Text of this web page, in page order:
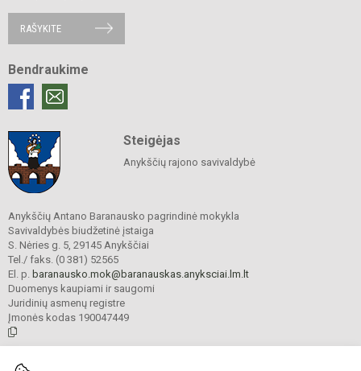
RAŠYKITE
Bendraukime
Steigėjas
Anykščių rajono savivaldybė
Anykščių Antano Baranausko pagrindinė mokykla
Savivaldybės biudžetinė įstaiga
S. Nėries g. 5, 29145 Anykščiai
Tel./ faks. (0 381) 52565
El. p. baranausko.mok@baranauskas.anyksciai.lm.lt
Duomenys kaupiami ir saugomi
Juridinių asmenų registre
Įmonės kodas 190047449